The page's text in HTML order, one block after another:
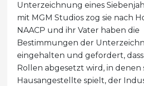
Unterzeichnung eines
mit MGM Studios zog sie nach
NAACP und ihr Vater haben die
Bestimmungen der
eingehalten und gefordert,
Rollen abgesetzt wird, in denen
Hausangestellte spielt, der